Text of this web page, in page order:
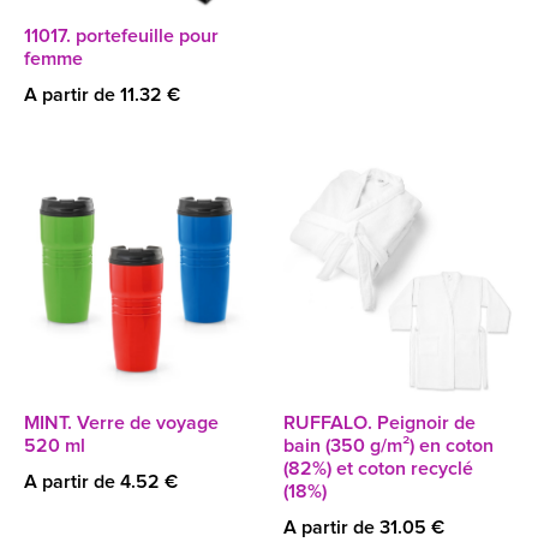
11017. portefeuille pour
femme
A partir de 11.32 €
MINT. Verre de voyage
520 ml
A partir de 4.52 €
RUFFALO. Peignoir de
bain (350 g/m²) en coton
(82%) et coton recyclé
(18%)
A partir de 31.05 €